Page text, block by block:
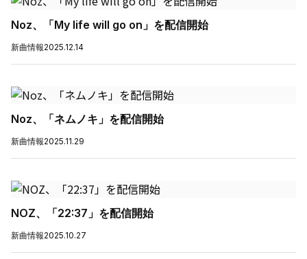
Noz、「My life will go on」を配信開始
新曲情報2025.12.14
Noz、「ネムノキ」を配信開始
新曲情報2025.11.29
NOZ、「22:37」を配信開始
新曲情報2025.10.27